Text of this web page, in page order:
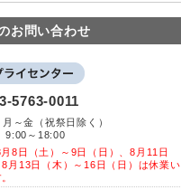
お問い合わせ
5763-0011
～金（祝祭日除く）
9:00～18:00
8日（土）～9日（日）、8月11日
8月13日（木）～16日（日）は休業い